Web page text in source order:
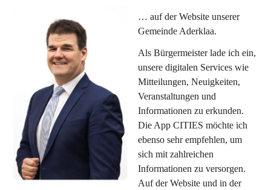
… auf der Website unserer
Gemeinde Aderklaa.
Als Bürgermeister lade ich ein,
unsere digitalen Services wie
Mitteilungen, Neuigkeiten,
Veranstaltungen und
Informationen zu erkunden.
Die App CITIES möchte ich
ebenso sehr empfehlen, um
sich mit zahlreichen
Informationen zu versorgen.
Auf der Website und in der